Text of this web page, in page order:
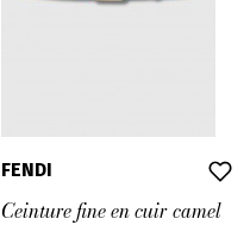
FENDI
Ceinture fine en cuir camel